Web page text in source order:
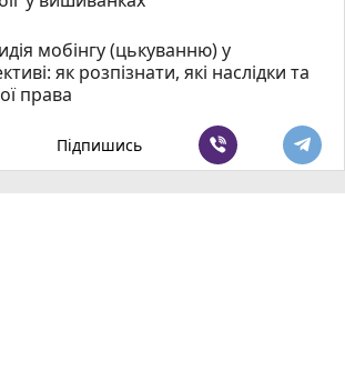
мобінгу (цькуванню) у
як розпізнати, які наслідки та
права
Підпишись